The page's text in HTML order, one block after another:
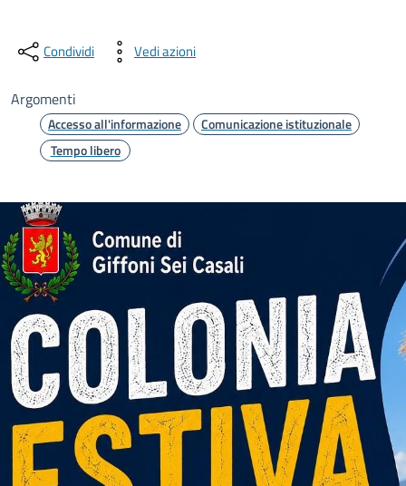
Condividi Vedi azioni
Argomenti
Accesso all'informazione
Comunicazione istituzionale
Tempo libero